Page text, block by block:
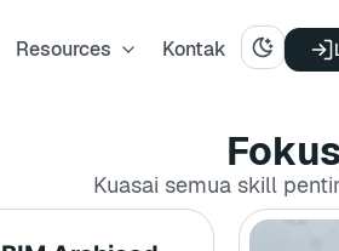
Resources Kontak
Kuasai semua skill